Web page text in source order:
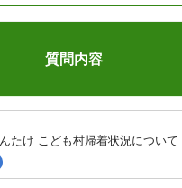
質問内容
たけ こども村帰着状況について